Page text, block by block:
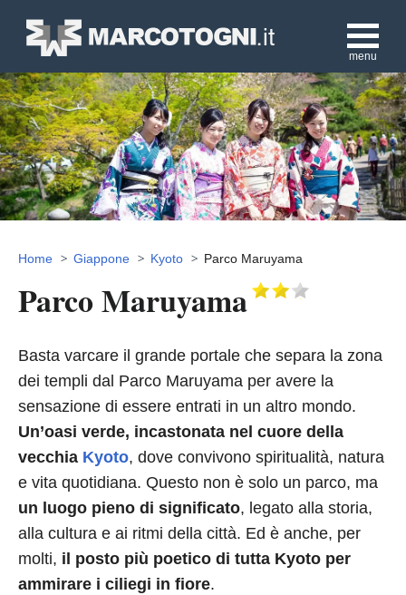
menu
Home Giappone Kyoto Parco Maruyama
Parco Maruyama
Basta varcare il grande portale che separa la zona
dei templi dal Parco Maruyama per avere la
sensazione di essere entrati in un altro mondo.
Un’oasi verde, incastonata nel cuore della
vecchia Kyoto, dove convivono spiritualità, natura
e vita quotidiana. Questo non è solo un parco, ma
un luogo pieno di significato, legato alla storia,
alla cultura e ai ritmi della città. Ed è anche, per
molti, il posto più poetico di tutta Kyoto per
ammirare i ciliegi in fiore.